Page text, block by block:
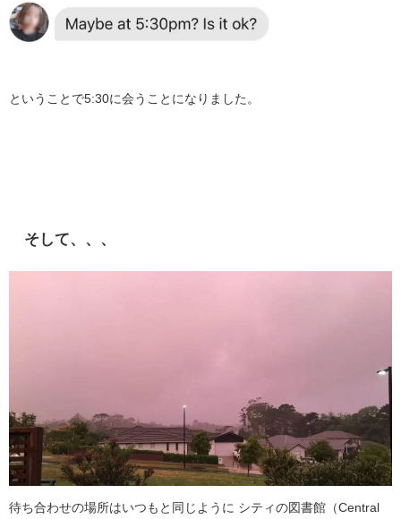
ということで5:30に会うことになりました。
そして、、、
待ち合わせの場所はいつもと同じように シティの図書館（Central